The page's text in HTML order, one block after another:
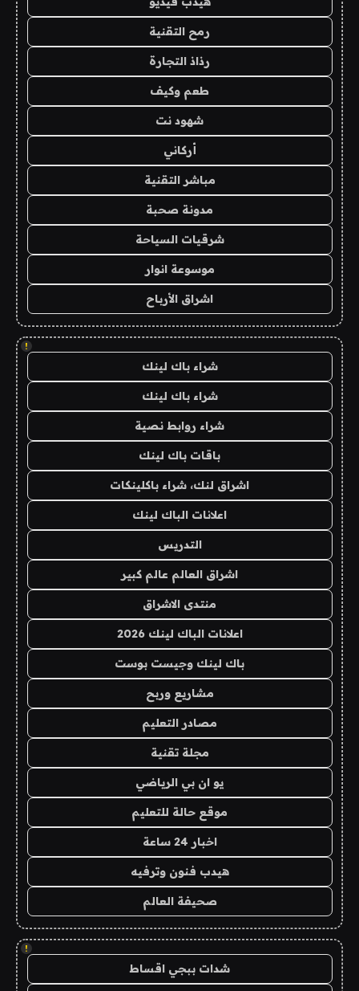
رمح التقنية
رذاذ التجارة
طعم وكيف
شهود نت
أركاني
مباشر التقنية
مدونة صحبة
شرقيات السياحة
موسوعة انوار
اشراق الأرباح
!
شراء باك لينك
شراء باك لينك
شراء روابط نصية
باقات باك لينك
اشراق لنك، شراء باكلينكات
اعلانات الباك لينك
التدريس
اشراق العالم عالم كبير
منتدى الاشراق
اعلانات الباك لينك 2026
باك لينك وجيست بوست
مشاريع وربح
مصادر التعليم
مجلة تقنية
يو ان بي الرياضي
موقع حالة للتعليم
اخبار 24 ساعة
هيدب فنون وترفيه
صحيفة العالم
!
شدات ببجي اقساط